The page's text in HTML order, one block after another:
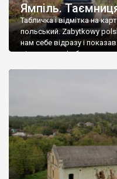
Ямпіль.
Табличка і відмітка на
польський. Zabytkowy
нам себе відразу і
віднести до фабричних,